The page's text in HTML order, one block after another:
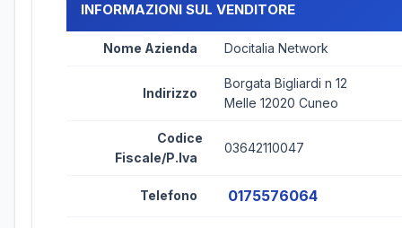
INFORMAZIONI SUL VENDITORE
Nome Azienda Docitalia Network
Indirizzo
Borgata Bigliardi n 12
Melle 12020 Cuneo
Codice
Fiscale/P.Iva
03642110047
Telefono 0175576064